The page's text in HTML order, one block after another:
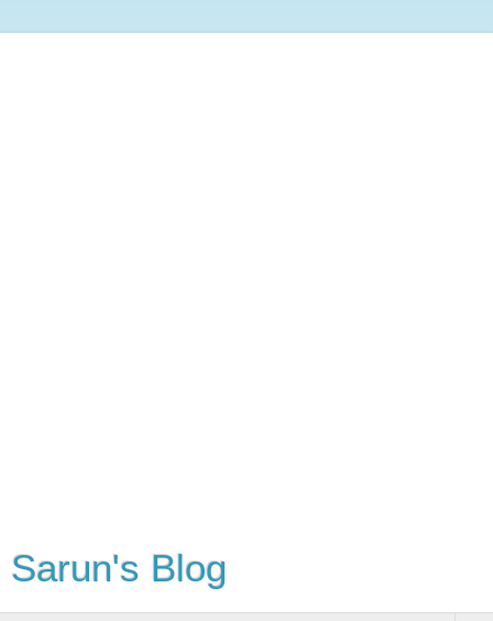
Sarun's Blog